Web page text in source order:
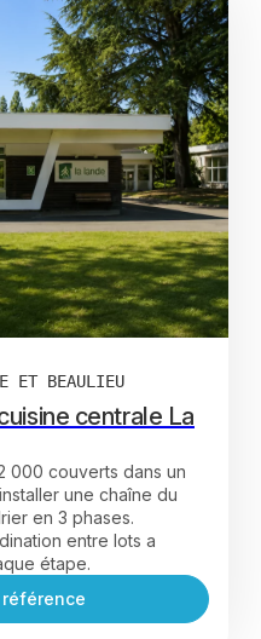
ET BEAULIEU
centrale La
000 couverts dans un
une chaîne du
en 3 phases.
entre lots a
étape.